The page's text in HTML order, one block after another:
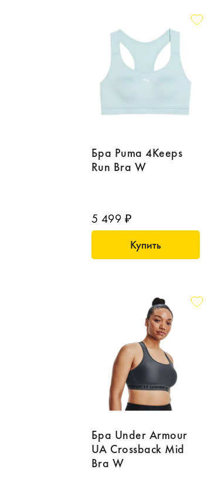
Бра Puma 4Keeps
Run Bra W
5 499 ₽
Купить
Бра Under Armour
UA Crossback Mid
Bra W